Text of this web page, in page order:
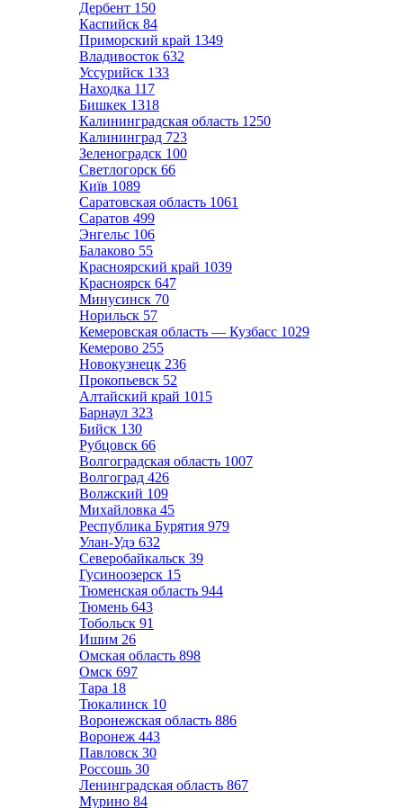
Дербент 150
Каспийск 84
Приморский край 1349
Владивосток 632
Уссурийск 133
Находка 117
Бишкек 1318
Калининградская область 1250
Калининград 723
Зеленоградск 100
Светлогорск 66
Київ 1089
Саратовская область 1061
Саратов 499
Энгельс 106
Балаково 55
Красноярский край 1039
Красноярск 647
Минусинск 70
Норильск 57
Кемеровская область — Кузбасс 1029
Кемерово 255
Новокузнецк 236
Прокопьевск 52
Алтайский край 1015
Барнаул 323
Бийск 130
Рубцовск 66
Волгоградская область 1007
Волгоград 426
Волжский 109
Михайловка 45
Республика Бурятия 979
Улан-Удэ 632
Северобайкальск 39
Гусиноозерск 15
Тюменская область 944
Тюмень 643
Тобольск 91
Ишим 26
Омская область 898
Омск 697
Тара 18
Тюкалинск 10
Воронежская область 886
Воронеж 443
Павловск 30
Россошь 30
Ленинградская область 867
Мурино 84